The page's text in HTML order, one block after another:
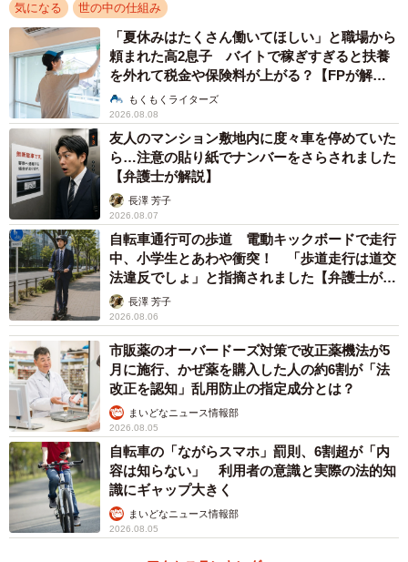
さいたま市でも以前は焼却処分していましたが、選挙のた
びに作成される投票用紙を資源として活用することができ
ないか検討を重ねました。SDGsの取り組みの一環として、
焼却する際に発生する二酸化炭素の排出量を減らすことも
考慮した結果、現在は特定非営利活動法人選挙管理システ
ム研究会に依頼し、リサイクルしています。
――手間やコスト面でのハードルは、ありませんでした
か？
選挙管理システム研究会と、さいたま市選挙管理委員会で
連携し、円滑なリサイクル業務を行うことができているた
め、現状は大きな問題などはございません。
――どれくらいの分量をリサイクルしているのですか？
選挙によって異なりますが、約150万～250万票をリサイク
ルしています。
――廃棄の前に保管することになっていますが、どのよう
に保管、管理されているのですか？
気になる 世の中の仕組み
「夏休みはたくさん働いてほしい」と職場から
頼まれた高2息子 バイトで稼ぎすぎると扶養
を外れて税金や保険料が上がる？【FPが解
説】もくもくライターズ
2026.08.08
友人のマンション敷地内に度々車を停めていた
ら…注意の貼り紙でナンバーをさらされました
【弁護士が解説】
長澤 芳子
2026.08.07
自転車通行可の歩道 電動キックボードで走行
中、小学生とあわや衝突！ 「歩道走行は道交
法違反でしょ」と指摘されました【弁護士が解
説】長澤 芳子
2026.08.06
市販薬のオーバードーズ対策で改正薬機法が5
月に施行、かぜ薬を購入した人の約6割が「法
改正を認知」乱用防止の指定成分とは？
まいどなニュース情報部
2026.08.05
自転車の「ながらスマホ」罰則、6割超が「内
容は知らない」 利用者の意識と実際の法的知
識にギャップ大きく
まいどなニュース情報部
2026.08.05